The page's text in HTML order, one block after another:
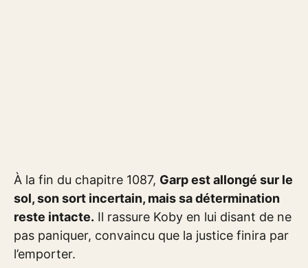
À la fin du chapitre 1087, Garp est allongé sur le
sol, son sort incertain, mais sa détermination
reste intacte. Il rassure Koby en lui disant de ne
pas paniquer, convaincu que la justice finira par
l’emporter.